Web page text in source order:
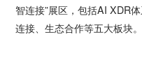
智连接”展区，包括AI XDR
连接、生态合作等五大板块。